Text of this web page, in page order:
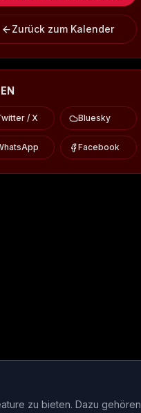
Zurück zum Kalender
/ X Bluesky
Facebook
zu bieten. Dazu gehören